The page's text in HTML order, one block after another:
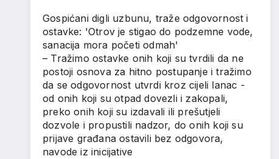
Gospićani digli uzbunu, traže odgovornost i
ostavke: 'Otrov je stigao do podzemne vode,
sanacija mora početi odmah'
– Tražimo ostavke onih koji su tvrdili da ne
postoji osnova za hitno postupanje i tražimo
da se odgovornost utvrdi kroz cijeli lanac -
od onih koji su otpad dovezli i zakopali,
preko onih koji su izdavali ili prešutjeli
dozvole i propustili nadzor, do onih koji su
prijave građana ostavili bez odgovora,
navode iz inicijative